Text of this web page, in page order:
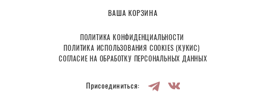
ВАША КОРЗИНА
ПОЛИТИКА КОНФИДЕНЦИАЛЬНОСТИ
ПОЛИТИКА ИСПОЛЬЗОВАНИЯ COOKIES (КУКИС)
СОГЛАСИЕ НА ОБРАБОТКУ ПЕРСОНАЛЬНЫХ ДАННЫХ
Присоединиться: